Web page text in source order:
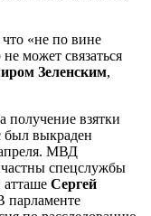
«не по вине
может связаться
Зеленским,
взятки
был выкраден
МВД
спецслужбы
Сергей
парламенте